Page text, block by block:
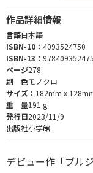
作品詳細情報
言語日本語
ISBN-10： 4093524750
ISBN-13：
ページ278
刷 色モノクロ
サイズ： 182mm x
重 量191 g
発行日2023/11/9
出版社小学館
デビュー作「ブル